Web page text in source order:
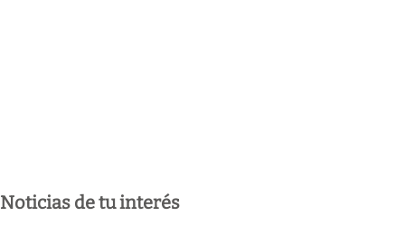
Noticias de tu interés